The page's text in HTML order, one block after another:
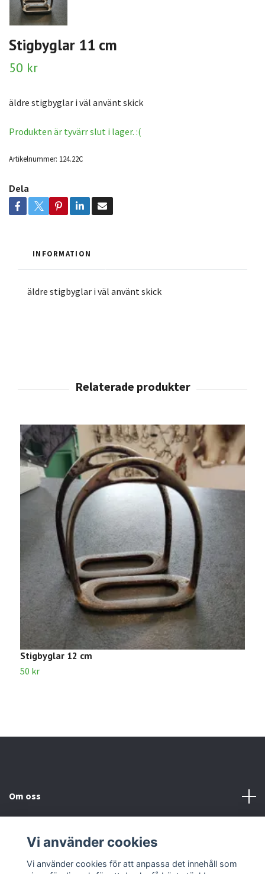
Stigbyglar 11 cm
50 kr
äldre stigbyglar i väl använt skick
Produkten är tyvärr slut i lager. :(
Artikelnummer: 124.22C
Dela
INFORMATION
äldre stigbyglar i väl använt skick
Stigbyglar 12 cm
50 kr
Om oss
Kontakta oss
Vi använder cookies
Vi använder cookies för att anpassa det innehåll som